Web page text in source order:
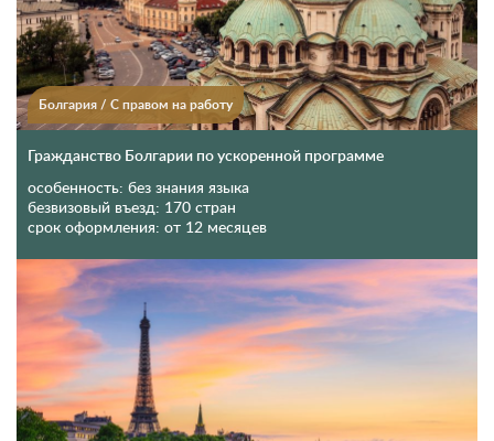
Болгария / С правом на работу
Гражданство Болгарии по ускоренной программе
особенность: без знания языка
безвизовый въезд: 170 стран
срок оформления: от 12 месяцев